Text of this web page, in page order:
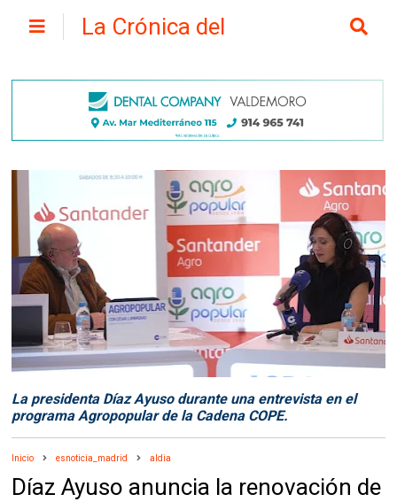
La Crónica del
La presidenta Díaz Ayuso durante una entrevista en el
programa Agropopular de la Cadena COPE.
Inicio esnoticia_madrid aldia
Díaz Ayuso anuncia la renovación de